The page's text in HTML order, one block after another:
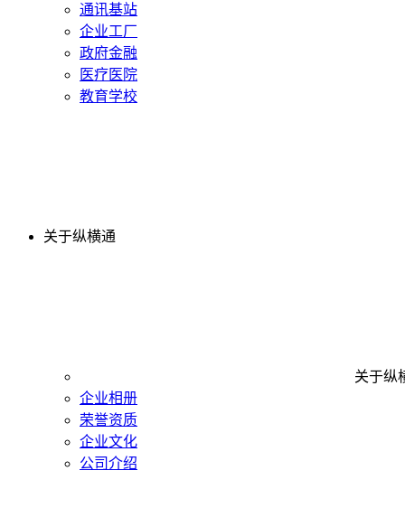
通讯基站
企业工厂
政府金融
医疗医院
教育学校
关于纵横通
关于纵
企业相册
荣誉资质
企业文化
公司介绍